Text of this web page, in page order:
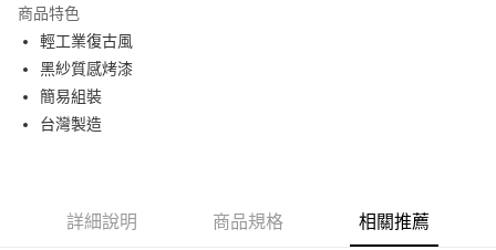
全盈+PAY
ATM付款
運送方式
商品特色
輕工業復古風
黑紗質感烤漆
簡易組裝
台灣製造
詳細說明 商品規格 相關推薦